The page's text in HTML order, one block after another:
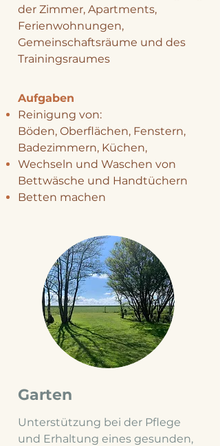
der Zimmer, Apartments,
Ferienwohnungen,
Gemeinschaftsräume und des
Trainingsraumes
Aufgaben
Reinigung von:
Böden, Oberflächen, Fenstern,
Badezimmern, Küchen,
Wechseln und Waschen von
Bettwäsche und Handtüchern
Betten machen
Garten
Unterstützung bei der Pflege
und Erhaltung eines gesunden,